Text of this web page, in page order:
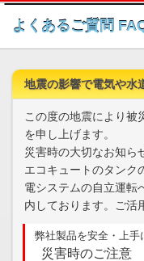
よくあるご質問
地震の影響で電気や水
この度の地震により被
を申し上げます。
災害時の大切なお知ら
エコキュートのタンク
電システムの自立運転
内しております。ご活
弊社製品を安全・上手
災害時のご注意